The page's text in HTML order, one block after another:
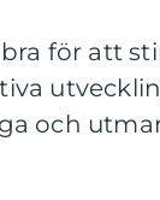
bra för att
och